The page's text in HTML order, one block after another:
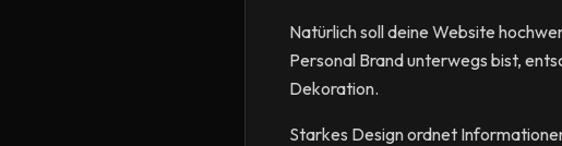
Natürlich soll deine Website
Personal Brand unterwegs bist,
Dekoration.
Starkes Design ordnet